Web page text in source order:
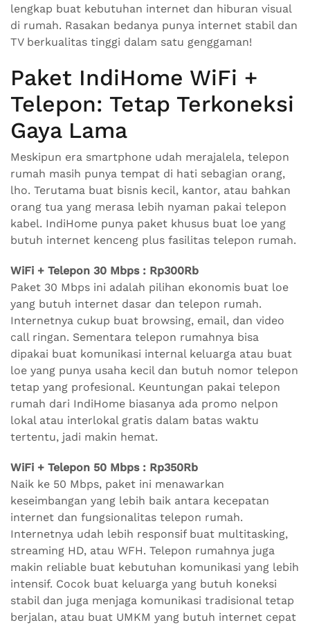
lengkap buat kebutuhan internet dan hiburan visual
di rumah. Rasakan bedanya punya internet stabil dan
TV berkualitas tinggi dalam satu genggaman!
Paket IndiHome WiFi +
Telepon: Tetap Terkoneksi
Gaya Lama
Meskipun era smartphone udah merajalela, telepon
rumah masih punya tempat di hati sebagian orang,
lho. Terutama buat bisnis kecil, kantor, atau bahkan
orang tua yang merasa lebih nyaman pakai telepon
kabel. IndiHome punya paket khusus buat loe yang
butuh internet kenceng plus fasilitas telepon rumah.
WiFi + Telepon 30 Mbps : Rp300Rb
Paket 30 Mbps ini adalah pilihan ekonomis buat loe
yang butuh internet dasar dan telepon rumah.
Internetnya cukup buat browsing, email, dan video
call ringan. Sementara telepon rumahnya bisa
dipakai buat komunikasi internal keluarga atau buat
loe yang punya usaha kecil dan butuh nomor telepon
tetap yang profesional. Keuntungan pakai telepon
rumah dari IndiHome biasanya ada promo nelpon
lokal atau interlokal gratis dalam batas waktu
tertentu, jadi makin hemat.
WiFi + Telepon 50 Mbps : Rp350Rb
Naik ke 50 Mbps, paket ini menawarkan
keseimbangan yang lebih baik antara kecepatan
internet dan fungsionalitas telepon rumah.
Internetnya udah lebih responsif buat multitasking,
streaming HD, atau WFH. Telepon rumahnya juga
makin reliable buat kebutuhan komunikasi yang lebih
intensif. Cocok buat keluarga yang butuh koneksi
stabil dan juga menjaga komunikasi tradisional tetap
berjalan, atau buat UMKM yang butuh internet cepat